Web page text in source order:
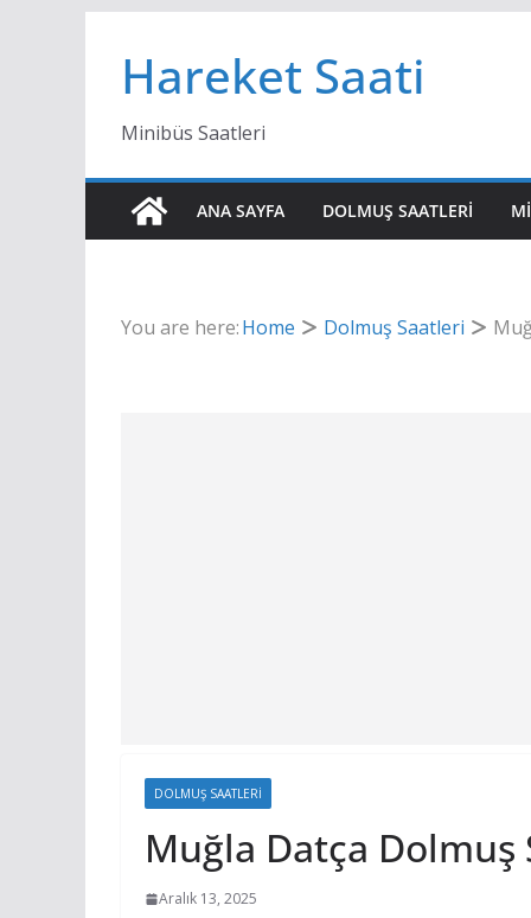
contentHareket Saati
Minibüs Saatleri
ANA SAYFA DOLMUŞ SAATLERI
You are here:Home Dolmuş Saatleri
DOLMUŞ SAATLERI
Muğla Datça Dolmuş
Aralık 13, 2025